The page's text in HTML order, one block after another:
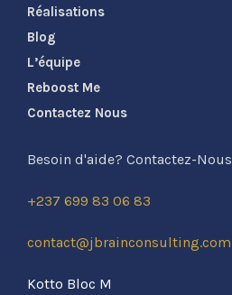
Réalisations
Blog
L’équipe
Reboost Me
Contactez Nous
Besoin d'aide? Contactez-Nous
+237 699 83 06 83
contact@jbrainconsulting.com
Kotto Bloc M